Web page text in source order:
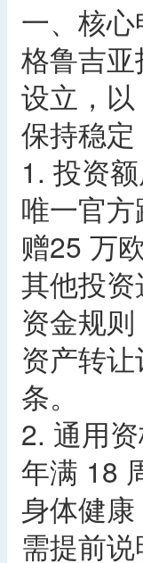
一、核
格鲁吉
设立，
保持稳
1. 投资
唯一官
赠25 万
其他投资
资金规
资产转
条。
2. 通用
年满 18
身体健
需提前说